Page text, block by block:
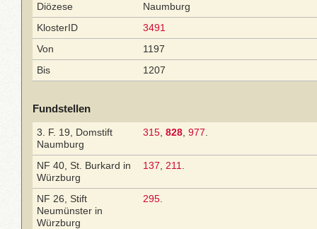
Diözese
Naumburg
KlosterID
3491
Von
1197
Bis
1207
Fundstellen
3. F. 19, Domstift
Naumburg
315 828 977
NF 40, St. Burkard in
Würzburg
137 211
NF 26, Stift
Neumünster in
Würzburg
295